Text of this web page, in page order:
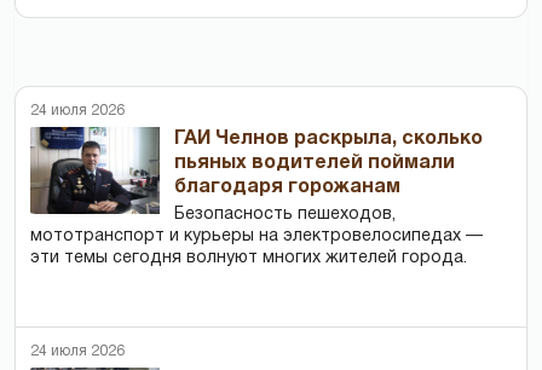
24 июля 2026
ГАИ Челнов раскрыла, сколько
пьяных водителей поймали
благодаря горожанам
Безопасность пешеходов,
мототранспорт и курьеры на электровелосипедах —
эти темы сегодня волнуют многих жителей города.
24 июля 2026